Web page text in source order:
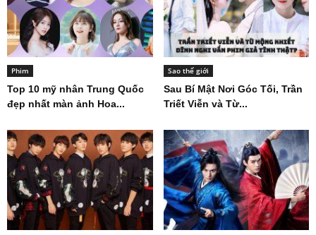
Phim
Top 10 mỹ nhân Trung Quốc
đẹp nhất màn ảnh Hoa...
Sao thế giới
Sau Bí Mật Nơi Góc Tối, Trần
Triết Viễn và Từ...